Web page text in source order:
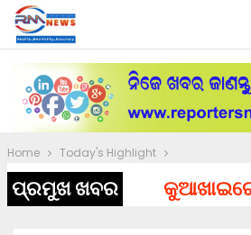
Home Today's Highlight
ପ୍ରମୁଖ ଖବର କୁଆଖାଇରେ